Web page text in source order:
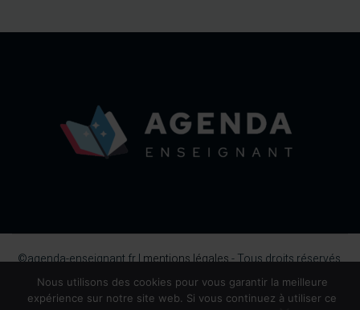
©agenda-enseignant.fr |mentions légales- Tous droits réservés,
2026.
Nous utilisons des cookies pour vous garantir la meilleure
expérience sur notre site web. Si vous continuez à utiliser ce